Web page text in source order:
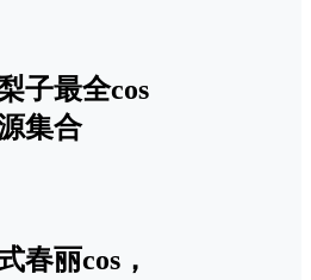
子最全cos
集合
春丽cos，